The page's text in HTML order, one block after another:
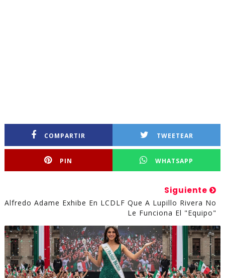
COMPARTIR TWEETEAR
PIN WHATSAPP
Siguiente
Alfredo Adame Exhibe En LCDLF Que A Lupillo Rivera No
Le Funciona El "equipo"